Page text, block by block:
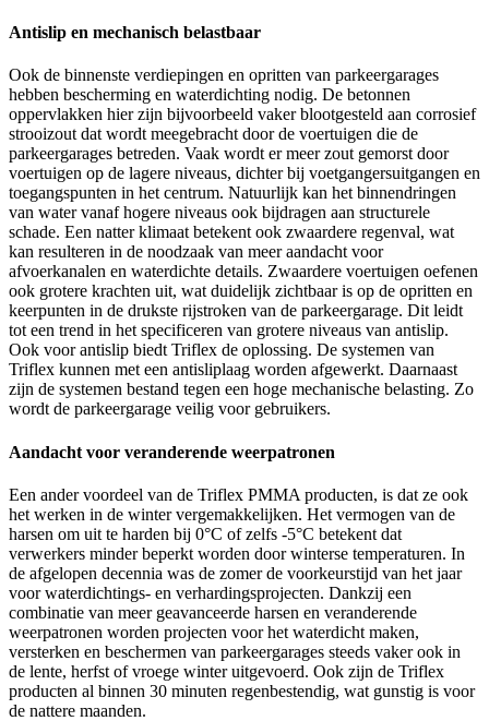
Antislip en mechanisch belastbaar
Ook de binnenste verdiepingen en opritten van parkeergarages
hebben bescherming en waterdichting nodig. De betonnen
oppervlakken hier zijn bijvoorbeeld vaker blootgesteld aan corrosief
strooizout dat wordt meegebracht door de voertuigen die de
parkeergarages betreden. Vaak wordt er meer zout gemorst door
voertuigen op de lagere niveaus, dichter bij voetgangersuitgangen en
toegangspunten in het centrum. Natuurlijk kan het binnendringen
van water vanaf hogere niveaus ook bijdragen aan structurele
schade. Een natter klimaat betekent ook zwaardere regenval, wat
kan resulteren in de noodzaak van meer aandacht voor
afvoerkanalen en waterdichte details. Zwaardere voertuigen oefenen
ook grotere krachten uit, wat duidelijk zichtbaar is op de opritten en
keerpunten in de drukste rijstroken van de parkeergarage. Dit leidt
tot een trend in het specificeren van grotere niveaus van antislip.
Ook voor antislip biedt Triflex de oplossing. De systemen van
Triflex kunnen met een antisliplaag worden afgewerkt. Daarnaast
zijn de systemen bestand tegen een hoge mechanische belasting. Zo
wordt de parkeergarage veilig voor gebruikers.
Aandacht voor veranderende weerpatronen
Een ander voordeel van de Triflex PMMA producten, is dat ze ook
het werken in de winter vergemakkelijken. Het vermogen van de
harsen om uit te harden bij 0°C of zelfs -5°C betekent dat
verwerkers minder beperkt worden door winterse temperaturen. In
de afgelopen decennia was de zomer de voorkeurstijd van het jaar
voor waterdichtings- en verhardingsprojecten. Dankzij een
combinatie van meer geavanceerde harsen en veranderende
weerpatronen worden projecten voor het waterdicht maken,
versterken en beschermen van parkeergarages steeds vaker ook in
de lente, herfst of vroege winter uitgevoerd. Ook zijn de Triflex
producten al binnen 30 minuten regenbestendig, wat gunstig is voor
de nattere maanden.